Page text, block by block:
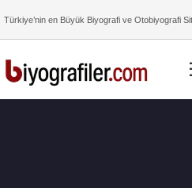
Türkiye’nin en Büyük Biyografi ve Otobiyografi